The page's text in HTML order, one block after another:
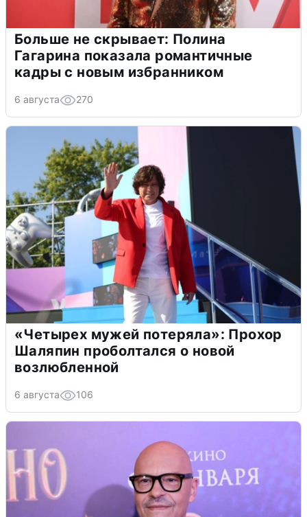
Больше не скрывает: Полина
Гагарина показала романтичные
кадры с новым избранником
6 августа 270
«Четырех мужей потеряла»: Прохор
Шаляпин проболтался о новой
возлюбленной
6 августа 106